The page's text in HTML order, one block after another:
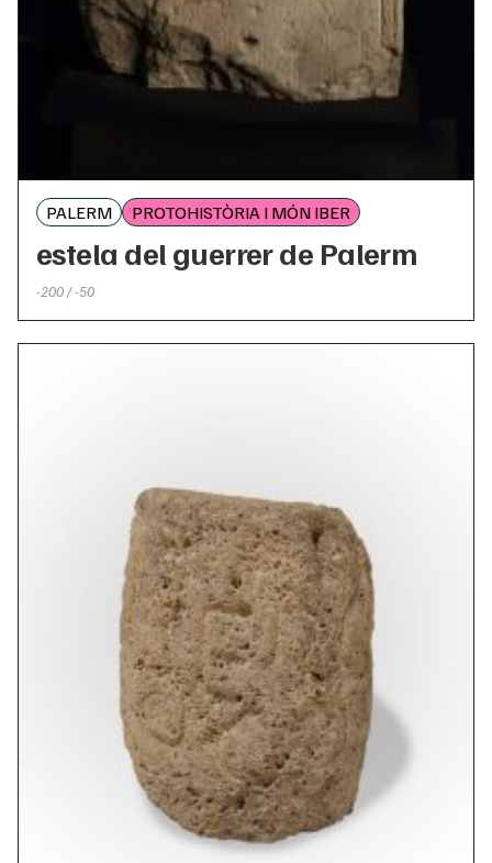
PALERM PROTOHISTÒRIA I MÓN IBER
estela del guerrer de Palerm
-200 / -50